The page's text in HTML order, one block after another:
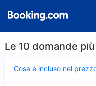
Le 10 domande
Cosa è incluso nel
chiuso